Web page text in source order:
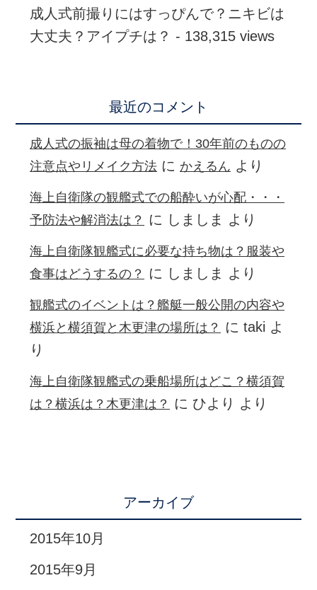
成人式前撮りにはすっぴんで？ニキビは
大丈夫？アイプチは？ - 138,315 views
最近のコメント
成人式の振袖は母の着物で！30年前のものの
注意点やリメイク方法 に かえるん より
海上自衛隊の観艦式での船酔いが心配・・・
予防法や解消法は？
に しましま より
海上自衛隊観艦式に必要な持ち物は？服装や
食事はどうするの？
に しましま より
観艦式のイベントは？艦艇一般公開の内容や
横浜と横須賀と木更津の場所は？
にtaki よ
り
海上自衛隊観艦式の乗船場所はどこ？横須賀
は？横浜は？木更津は？
に ひより より
アーカイブ
2015年10月
2015年9月